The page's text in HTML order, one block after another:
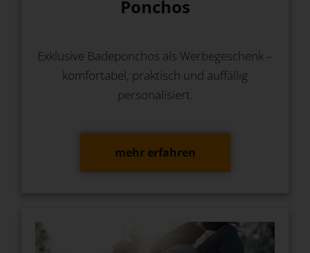
Ponchos
Exklusive Badeponchos als Werbegeschenk –
komfortabel, praktisch und auffällig
personalisiert.
mehr erfahren